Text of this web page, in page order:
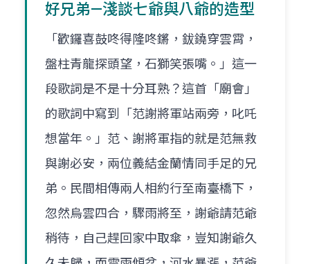
好兄弟—淺談七爺與八爺的造型
「歡鑼喜鼓咚得隆咚鏘，鈸鐃穿雲霄，
盤柱青龍探頭望，石獅笑張嘴。」這一
段歌詞是不是十分耳熟？這首「廟會」
的歌詞中寫到「范謝將軍站兩旁，叱吒
想當年。」范、謝將軍指的就是范無救
與謝必安，兩位義結金蘭情同手足的兄
弟。民間相傳兩人相約行至南臺橋下，
忽然烏雲四合，驟雨將至，謝爺請范爺
稍待，自己趕回家中取傘，豈知謝爺久